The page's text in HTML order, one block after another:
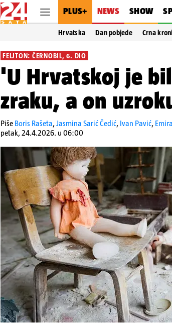
PLUS+ NEWS SHOW
Hrvatska Dan pobjede Crna
FELJTON: ČERNOBIL, 6. DIO
'U Hrvatskoj je
zraku, a on
Piše Boris Rašeta,Jasmina Sarić Čedić, Ivan Pavić,
petak, 24.4.2026. u 06:00